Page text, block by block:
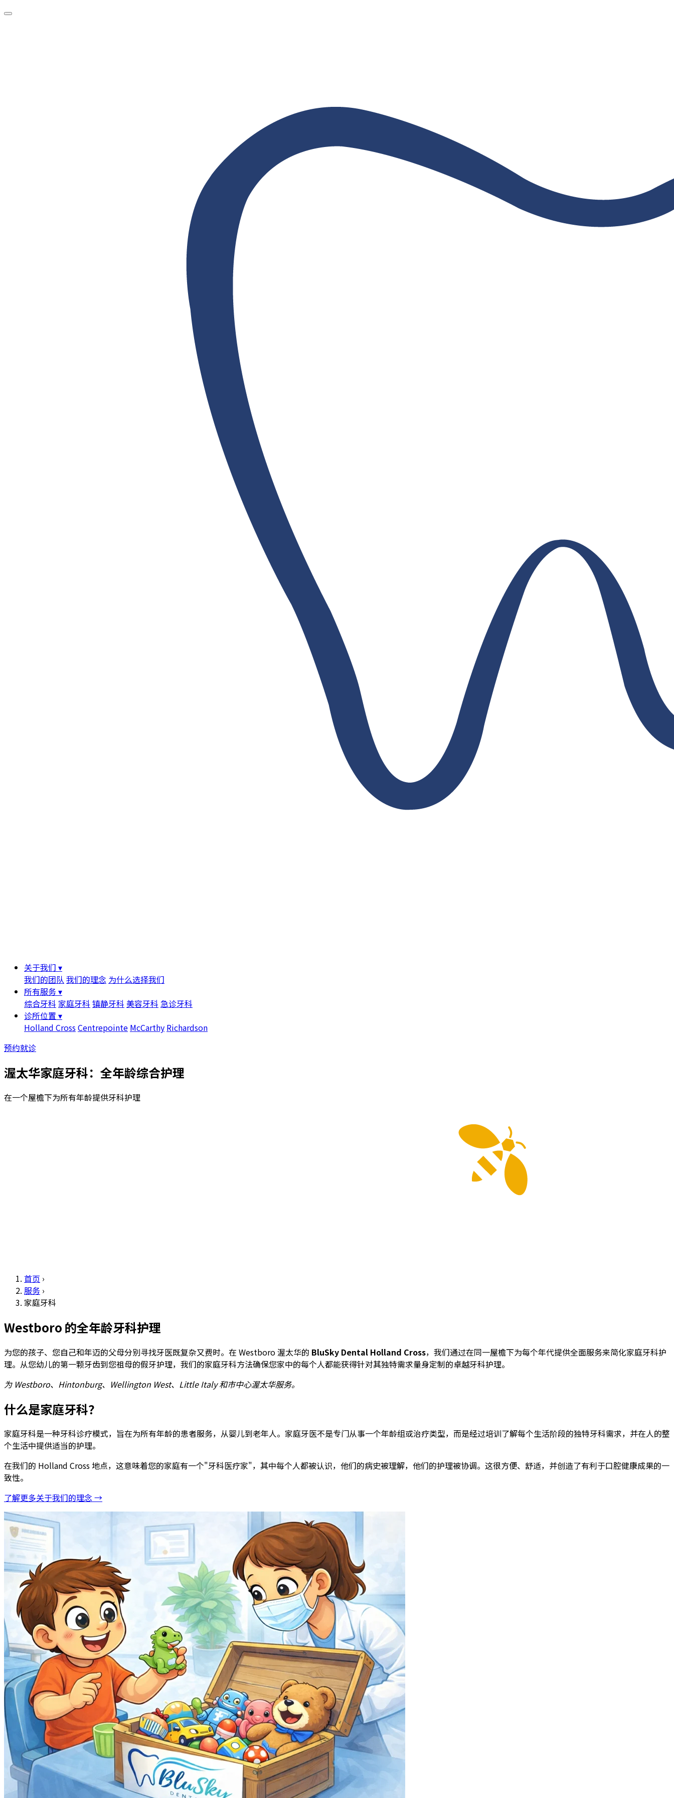
关于我们 ▾
我们的团队 我们的理念 为什么选择我们
所有服务 ▾
综合牙科 家庭牙科 镇静牙科 美容牙科 急诊牙科
诊所位置 ▾
Holland CrossCentrepointe McCarthy Richardson
预约就诊
渥太华家庭牙科：全年龄综合护理
在一个屋檐下为所有年龄提供牙科护理
首页 ›
服务 ›
家庭牙科
Westboro 的全年龄牙科护理
为您的孩子、您自己和年迈的父母分别寻找牙医既复杂又费时。在 Westboro 渥太华的 BluSky Dental Holland Cross，我们通过在同一屋檐下为每个年代提供全面服务来简化家庭牙科护
理。从您幼儿的第一颗牙齿到您祖母的假牙护理，我们的家庭牙科方法确保您家中的每个人都能获得针对其独特需求量身定制的卓越牙科护理。
为 Westboro、Hintonburg、Wellington West、Little Italy 和市中心渥太华服务。
什么是家庭牙科？
家庭牙科是一种牙科诊疗模式，旨在为所有年龄的患者服务，从婴儿到老年人。家庭牙医不是专门从事一个年龄组或治疗类型，而是经过培训了解每个生活阶段的独特牙科需求，并在人的整
个生活中提供适当的护理。
在我们的 Holland Cross 地点，这意味着您的家庭有一个"牙科医疗家"，其中每个人都被认识，他们的病史被理解，他们的护理被协调。这很方便、舒适，并创造了有利于口腔健康成果的一
致性。
了解更多关于我们的理念 →